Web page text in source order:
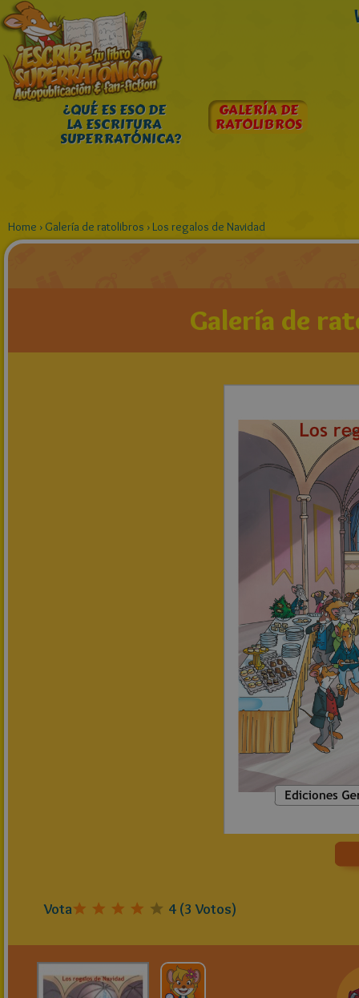
¿QUÉ ES ESO DE
LA ESCRITURA
SUPERRATÓNICA?
GALERÍA DE
RATOLIBROS
Home › Galería de ratolibros › Los regalos de Navidad
Galería de
Vota 4 (3 Votos)